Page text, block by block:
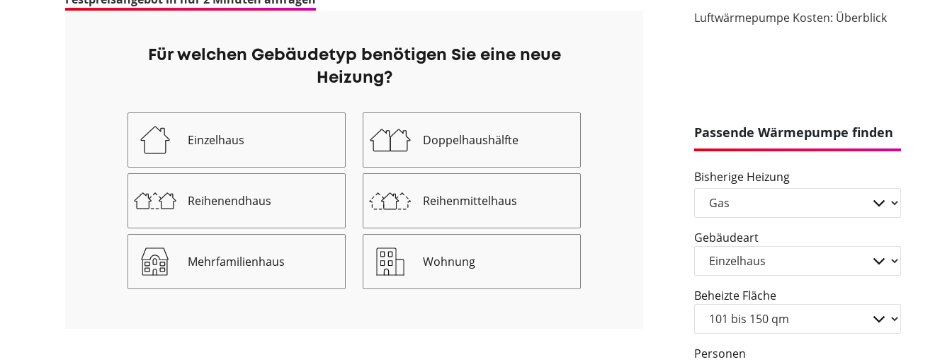
Für welchen Gebäudetyp benötigen Sie eine neue
Heizung?
Einzelhaus Doppelhaushälfte
Reihenendhaus Reihenmittelhaus
Mehrfamilienhaus Wohnung
Luftwärmepumpe Kosten: Überblick
Passende Wärmepumpe finden
Bisherige Heizung
Gebäudeart
Beheizte Fläche
Personen